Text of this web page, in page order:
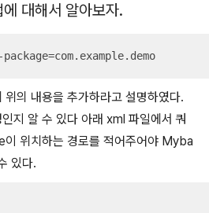
대해서 알아보자.
의 내용을 추가하라고 설명하였다.
지 알 수 있다 아래 xml 파일에서 쿼
위치하는 경로를 적어주어야 Myba
있다.